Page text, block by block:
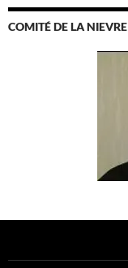
COMITÉ DE LA NIEVRE